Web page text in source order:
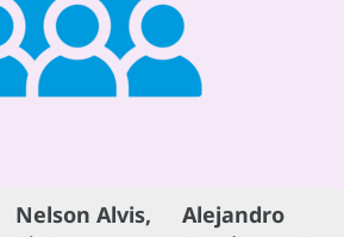
Nelson Alvis,
Alejandro